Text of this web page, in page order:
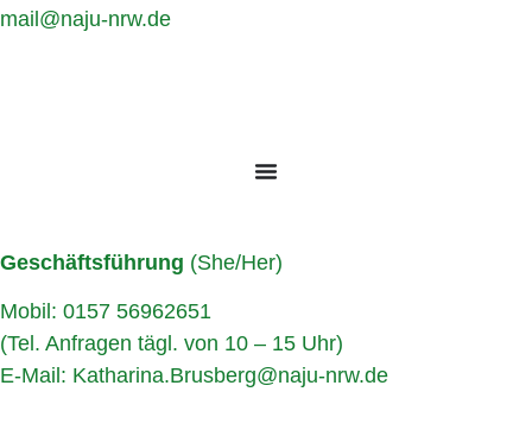
mail@naju-nrw.de
Geschäftsführung (She/Her)
Mobil: 0157 56962651
(Tel. Anfragen tägl. von 10 – 15 Uhr)
E-Mail: Katharina.Brusberg@naju-nrw.de